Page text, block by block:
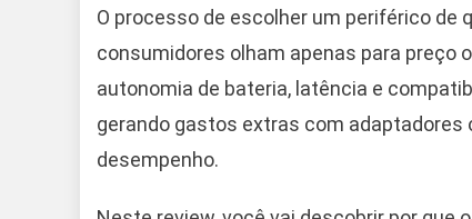
O processo de escolher um periférico de
consumidores olham apenas para preço
autonomia de bateria, latência e
gerando gastos extras com adaptadores
desempenho.